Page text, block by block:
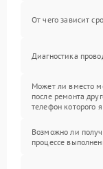
От чего зависит
Диагностика
Может ли вместо
после ремонта
телефон которого
Возможно ли
процессе